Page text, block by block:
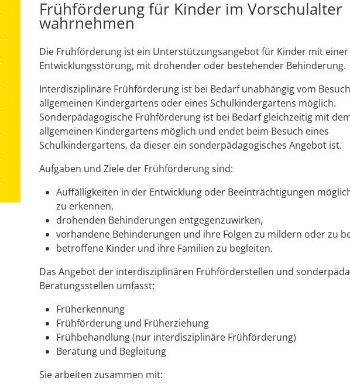
Frühförderung für Kinder im Vorschulalter
wahrnehmen
Die Frühförderung ist ein Unterstützungsangebot für Kinder mit einer
Entwicklungsstörung, mit drohender oder bestehender Behinderung.
Interdisziplinäre Frühförderung ist bei Bedarf unabhängig vom
allgemeinen Kindergartens oder eines Schulkindergartens möglich.
Sonderpädagogische Frühförderung ist bei Bedarf gleichzeitig mit
allgemeinen Kindergartens möglich und endet beim Besuch eines
Schulkindergartens, da dieser ein sonderpädagogisches Angebot ist.
Aufgaben und Ziele der Frühförderung sind:
Auffälligkeiten in der Entwicklung oder Beeinträchtigungen
zu erkennen,
drohenden Behinderungen entgegenzuwirken,
vorhandene Behinderungen und ihre Folgen zu mildern oder zu
betroffene Kinder und ihre Familien zu begleiten.
Das Angebot der interdisziplinären Frühförderstellen und
Beratungsstellen umfasst:
Früherkennung
Frühförderung und Früherziehung
Frühbehandlung (nur interdisziplinäre Frühförderung)
Beratung und Begleitung
Sie arbeiten zusammen mit: